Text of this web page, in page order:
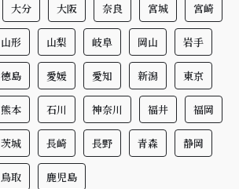
大分 大阪 奈良 宮城 宮崎
山形 山梨 岐阜 岡山 岩手
徳島 愛媛 愛知 新潟 東京
熊本 石川 神奈川 福井 福岡
茨城 長崎 長野 青森 静岡
鳥取 鹿児島